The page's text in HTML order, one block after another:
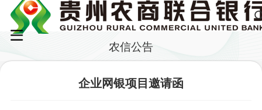
农信公告
企业网银项目邀请函